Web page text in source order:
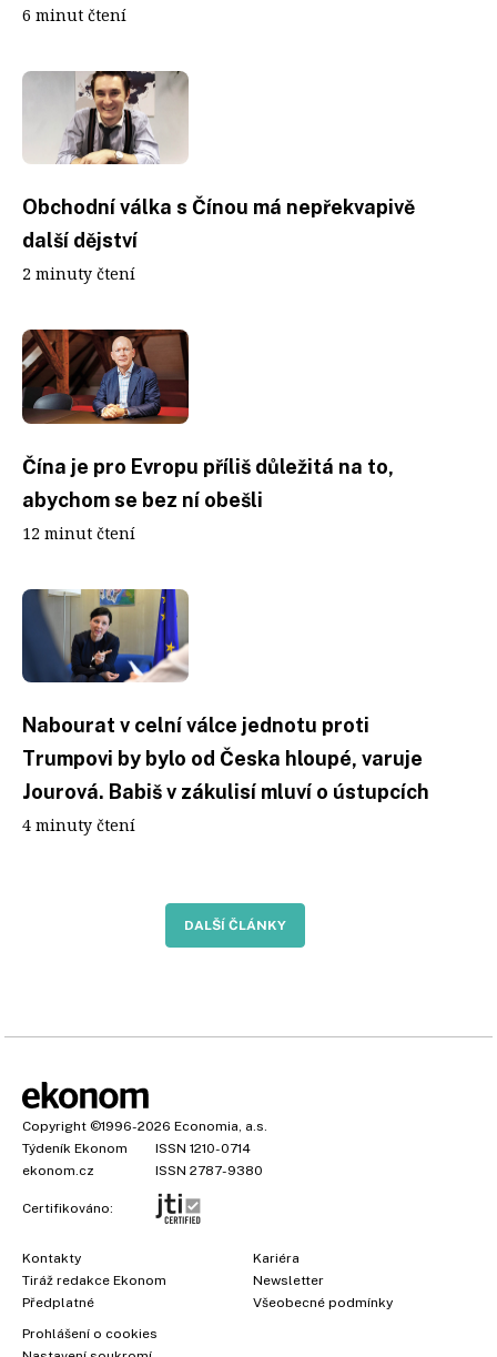
6 minut čtení
Obchodní válka s Čínou má nepřekvapivě
další dějství
2 minuty čtení
Čína je pro Evropu příliš důležitá na to,
abychom se bez ní obešli
12 minut čtení
Nabourat v celní válce jednotu proti
Trumpovi by bylo od Česka hloupé, varuje
Jourová. Babiš v zákulisí mluví o ústupcích
4 minuty čtení
DALŠÍ ČLÁNKY
Copyright ©1996-2026 Economia, a.s.
Týdeník Ekonom
ISSN 1210-0714
ekonom.cz
ISSN 2787-9380
Certifikováno:
Kontakty
Tiráž redakce Ekonom
Předplatné
Kariéra
Newsletter
Všeobecné podmínky
Prohlášení o cookies